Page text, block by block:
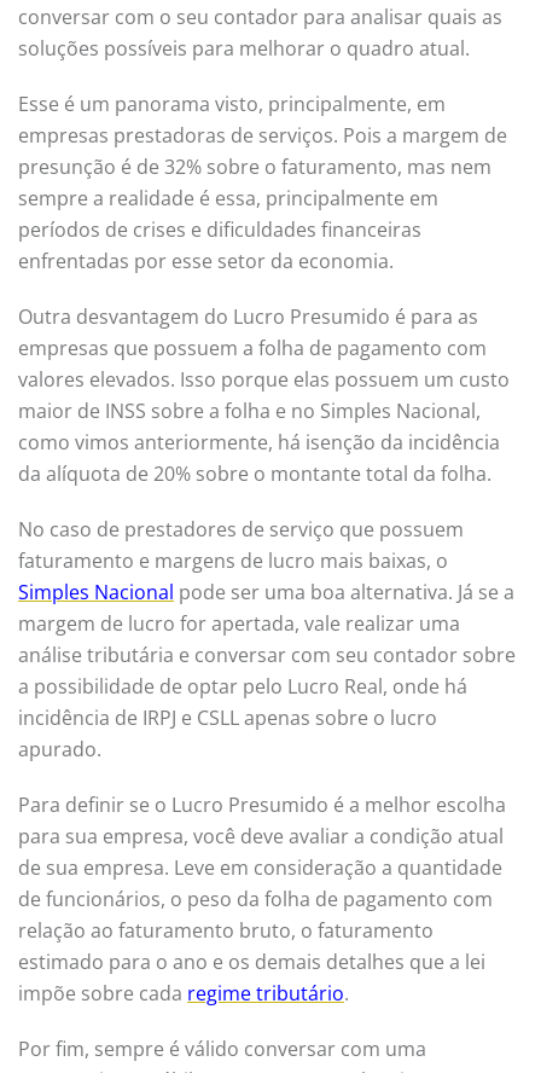
conversar com o seu contador para analisar quais as
soluções possíveis para melhorar o quadro atual.
Esse é um panorama visto, principalmente, em
empresas prestadoras de serviços. Pois a margem de
presunção é de 32% sobre o faturamento, mas nem
sempre a realidade é essa, principalmente em
períodos de crises e dificuldades financeiras
enfrentadas por esse setor da economia.
Outra desvantagem do Lucro Presumido é para as
empresas que possuem a folha de pagamento com
valores elevados. Isso porque elas possuem um custo
maior de INSS sobre a folha e no Simples Nacional,
como vimos anteriormente, há isenção da incidência
da alíquota de 20% sobre o montante total da folha.
No caso de prestadores de serviço que possuem
faturamento e margens de lucro mais baixas, o
Simples Nacional pode ser uma boa alternativa. Já se a
margem de lucro for apertada, vale realizar uma
análise tributária e conversar com seu contador sobre
a possibilidade de optar pelo Lucro Real, onde há
incidência de IRPJ e CSLL apenas sobre o lucro
apurado.
Para definir se o Lucro Presumido é a melhor escolha
para sua empresa, você deve avaliar a condição atual
de sua empresa. Leve em consideração a quantidade
de funcionários, o peso da folha de pagamento com
relação ao faturamento bruto, o faturamento
estimado para o ano e os demais detalhes que a lei
impõe sobre cada regime tributário.
Por fim, sempre é válido conversar com uma